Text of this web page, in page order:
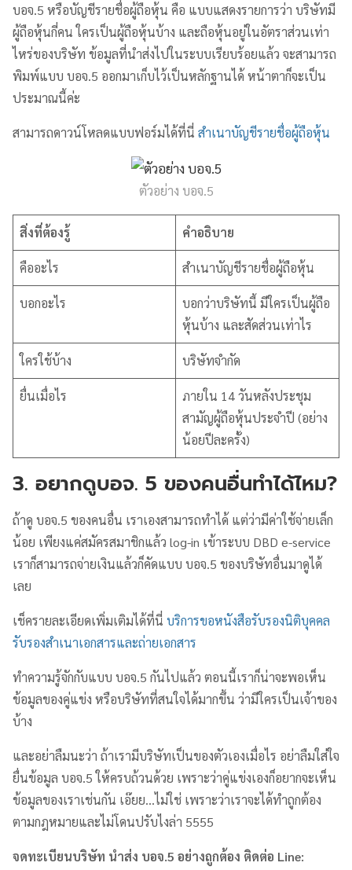
บอจ.5 หรือบัญชีรายชื่อผู้ถือหุ้น คือ แบบแสดงรายการว่า บริษัทมี
ผู้ถือหุ้นกี่คน ใครเป็นผู้ถือหุ้นบ้าง และถือหุ้นอยู่ในอัตราส่วนเท่า
ไหร่ของบริษัท ข้อมูลที่นำส่งไปในระบบเรียบร้อยแล้ว จะสามารถ
พิมพ์แบบ บอจ.5 ออกมาเก็บไว้เป็นหลักฐานได้ หน้าตาก็จะเป็น
ประมาณนี้ค่ะ
สามารถดาวน์โหลดแบบฟอร์มได้ที่นี่ สำเนาบัญชีรายชื่อผู้ถือหุ้น
ตัวอย่าง บอจ.5
สิ่งที่ต้องรู้ คำอธิบาย
คืออะไร สำเนาบัญชีรายชื่อผู้ถือหุ้น
บอกอะไร
บอกว่าบริษัทนี้ มีใครเป็นผู้ถือ
หุ้นบ้าง และสัดส่วนเท่าไร
ใครใช้บ้าง บริษัทจำกัด
ยื่นเมื่อไร
ภายใน 14 วันหลังประชุม
สามัญผู้ถือหุ้นประจำปี (อย่าง
น้อยปีละครั้ง)
3. อยากดูบอจ. 5 ของคนอื่นทำได้ไหม?
ถ้าดู บอจ.5 ของคนอื่น เราเองสามารถทำได้ แต่ว่ามีค่าใช้จ่ายเล็ก
น้อย เพียงแค่สมัครสมาชิกแล้ว log-in เข้าระบบ DBD e-service
เราก็สามารถจ่ายเงินแล้วก็คัดแบบ บอจ.5 ของบริษัทอื่นมาดูได้
เลย
เช็ครายละเอียดเพิ่มเติมได้ที่นี่ บริการขอหนังสือรับรองนิติบุคคล
รับรองสำเนาเอกสารและถ่ายเอกสาร
ทำความรู้จักกับแบบ บอจ.5 กันไปแล้ว ตอนนี้เราก็น่าจะพอเห็น
ข้อมูลของคู่แข่ง หรือบริษัทที่สนใจได้มากขึ้น ว่ามีใครเป็นเจ้าของ
บ้าง
และอย่าลืมนะว่า ถ้าเรามีบริษัทเป็นของตัวเองเมื่อไร อย่าลืมใส่ใจ
ยื่นข้อมูล บอจ.5 ให้ครบถ้วนด้วย เพราะว่าคู่แข่งเองก็อยากจะเห็น
ข้อมูลของเราเช่นกัน เอ๊ยย…ไม่ใช่ เพราะว่าเราจะได้ทำถูกต้อง
ตามกฎหมายและไม่โดนปรับไงล่า 5555
จดทะเบียนบริษัท นำส่ง บอจ.5 อย่างถูกต้อง ติดต่อ Line: